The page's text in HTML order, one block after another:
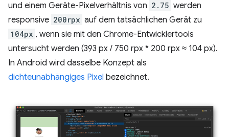
und einem Geräte-Pixelverhältnis von 2.75 werden
responsive 200rpx auf dem tatsächlichen Gerät zu
104px , wenn sie mit den Chrome-Entwicklertools
untersucht werden (393 px / 750 rpx * 200 rpx ≈ 104 px).
In Android wird dasselbe Konzept als
dichteunabhängiges Pixel bezeichnet.